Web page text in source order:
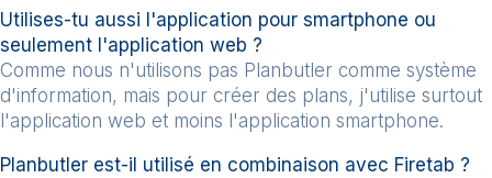
Utilises-tu aussi l'application pour smartphone ou
seulement l'application web ?
Comme nous n'utilisons pas Planbutler comme système
d'information, mais pour créer des plans, j'utilise surtout
l'application web et moins l'application smartphone.
Planbutler est-il utilisé en combinaison avec Firetab ?